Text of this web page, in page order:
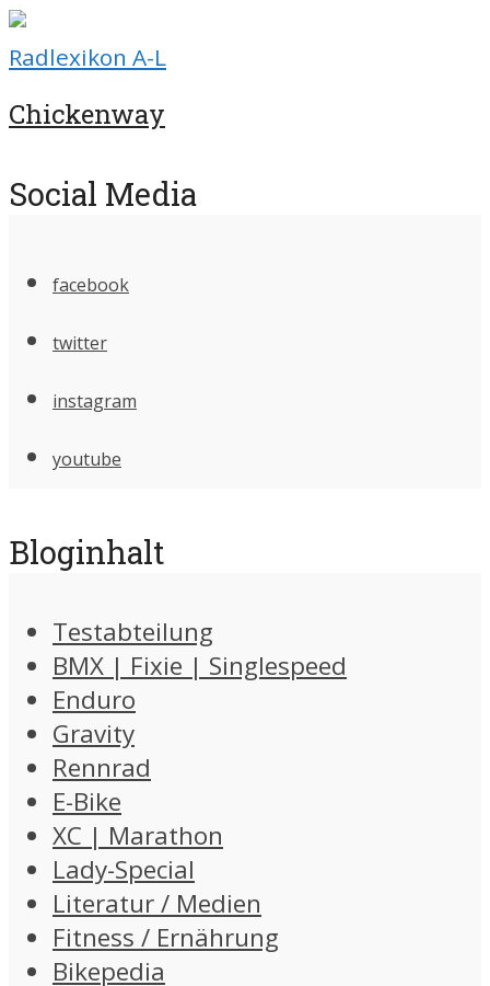
Radlexikon A-L
Chickenway
Social Media
facebook
twitter
instagram
youtube
Bloginhalt
Testabteilung
BMX | Fixie | Singlespeed
Enduro
Gravity
Rennrad
E-Bike
XC | Marathon
Lady-Special
Literatur / Medien
Fitness / Ernährung
Bikepedia